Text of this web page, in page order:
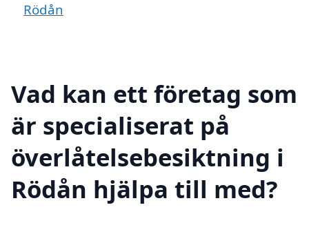
Rödån
Vad kan ett företag som
är specialiserat på
överlåtelsebesiktning i
Rödån hjälpa till med?